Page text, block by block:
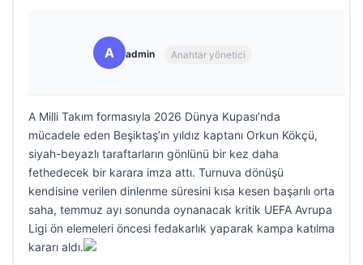
A admin Anahtar yönetici
A Milli Takım formasıyla 2026 Dünya Kupası’nda
mücadele eden Beşiktaş’ın yıldız kaptanı Orkun Kökçü,
siyah-beyazlı taraftarların gönlünü bir kez daha
fethedecek bir karara imza attı. Turnuva dönüşü
kendisine verilen dinlenme süresini kısa kesen başarılı orta
saha, temmuz ayı sonunda oynanacak kritik UEFA Avrupa
Ligi ön elemeleri öncesi fedakarlık yaparak kampa katılma
kararı aldı.